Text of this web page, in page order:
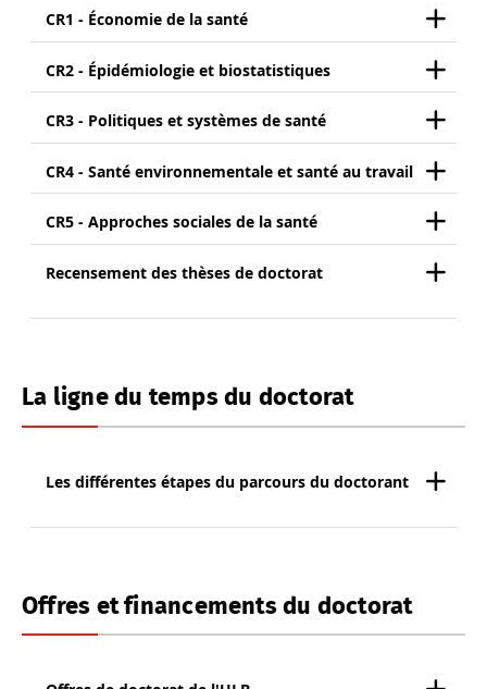
CR1 - Économie de la santé
CR2 - Épidémiologie et biostatistiques
CR3 - Politiques et systèmes de santé
CR4 - Santé environnementale et santé au travail
CR5 - Approches sociales de la santé
Recensement des thèses de doctorat
La ligne du temps du doctorat
Les différentes étapes du parcours du doctorant
Offres et financements du doctorat